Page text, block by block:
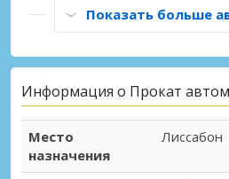
Показать больше
Информация о Прокат
Место
назначения
Лиссабон